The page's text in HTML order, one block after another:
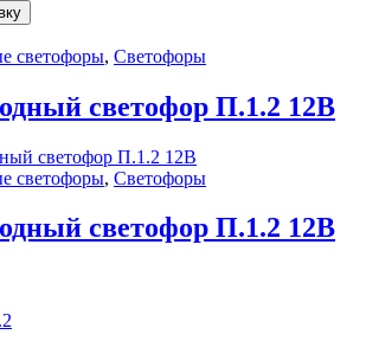
светофоры, Светофоры
светофор П.1.2 12В
светофоры, Светофоры
светофор П.1.2 12В